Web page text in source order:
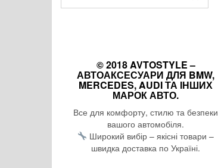
© 2018 AVTOSTYLE –
АВТОАКСЕСУАРИ ДЛЯ BMW,
MERCEDES, AUDI ТА ІНШИХ
МАРОК АВТО.
Все для комфорту, стилю та безпеки
вашого автомобіля.
Широкий вибір – якісні товари –
швидка доставка по Україні.